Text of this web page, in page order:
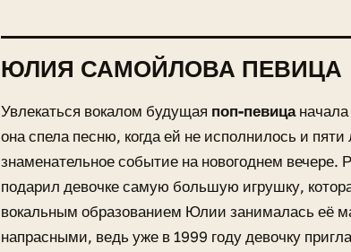
ЮЛИЯ САМОЙЛОВА ПЕВИЦА
Увлекаться вокалом будущая поп-певицаначала
она спела песню, когда ей не исполнилось и
знаменательное событие на новогоднем вечере.
подарил девочке самую большую игрушку,
вокальным образованием Юлии занималась её
напрасными, ведь уже в 1999 году девочку